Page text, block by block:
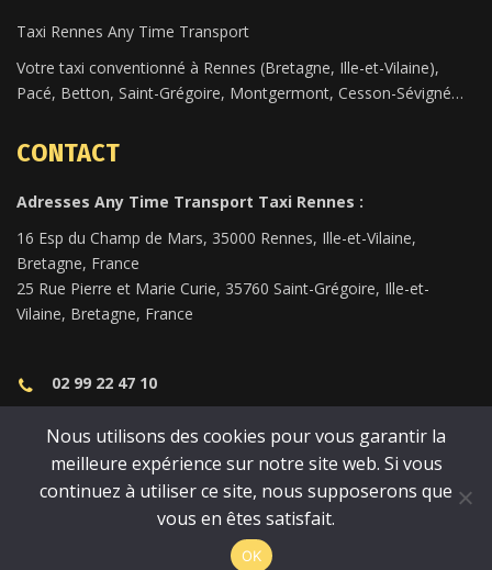
Taxi Rennes Any Time Transport
Votre taxi conventionné à Rennes (Bretagne, Ille-et-Vilaine),
Pacé, Betton, Saint-Grégoire, Montgermont, Cesson-Sévigné…
CONTACT
Adresses Any Time Transport Taxi Rennes :
16 Esp du Champ de Mars, 35000 Rennes, Ille-et-Vilaine,
Bretagne, France
25 Rue Pierre et Marie Curie, 35760 Saint-Grégoire, Ille-et-
Vilaine, Bretagne, France
02 99 22 47 10
anytimetransport35@gmail.com
Any Time Transport 2023 © Tous droits réservés.
Création et SEO du site
Nous utilisons des cookies pour vous garantir la
meilleure expérience sur notre site web. Si vous
continuez à utiliser ce site, nous supposerons que
vous en êtes satisfait.
OK